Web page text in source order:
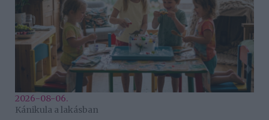
2026-08-06.
Kánikula a lakásban